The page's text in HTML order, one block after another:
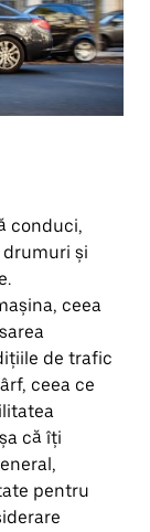
conduci,
drumuri și
ceea
de trafic
ceea ce
că îți
pentru